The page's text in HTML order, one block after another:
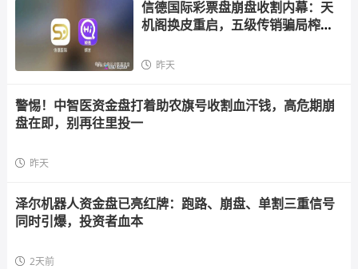
信德国际彩票盘崩盘收割内幕：天
机阁换皮重启，五级传销骗局榨干
昨天
警惕！中智医资金盘打着助农旗号收割血汗钱，高危期崩
盘在即，别再往里投一
昨天
泽尔机器人资金盘已亮红牌：跑路、崩盘、单割三重信号
同时引爆，投资者血本
2天前